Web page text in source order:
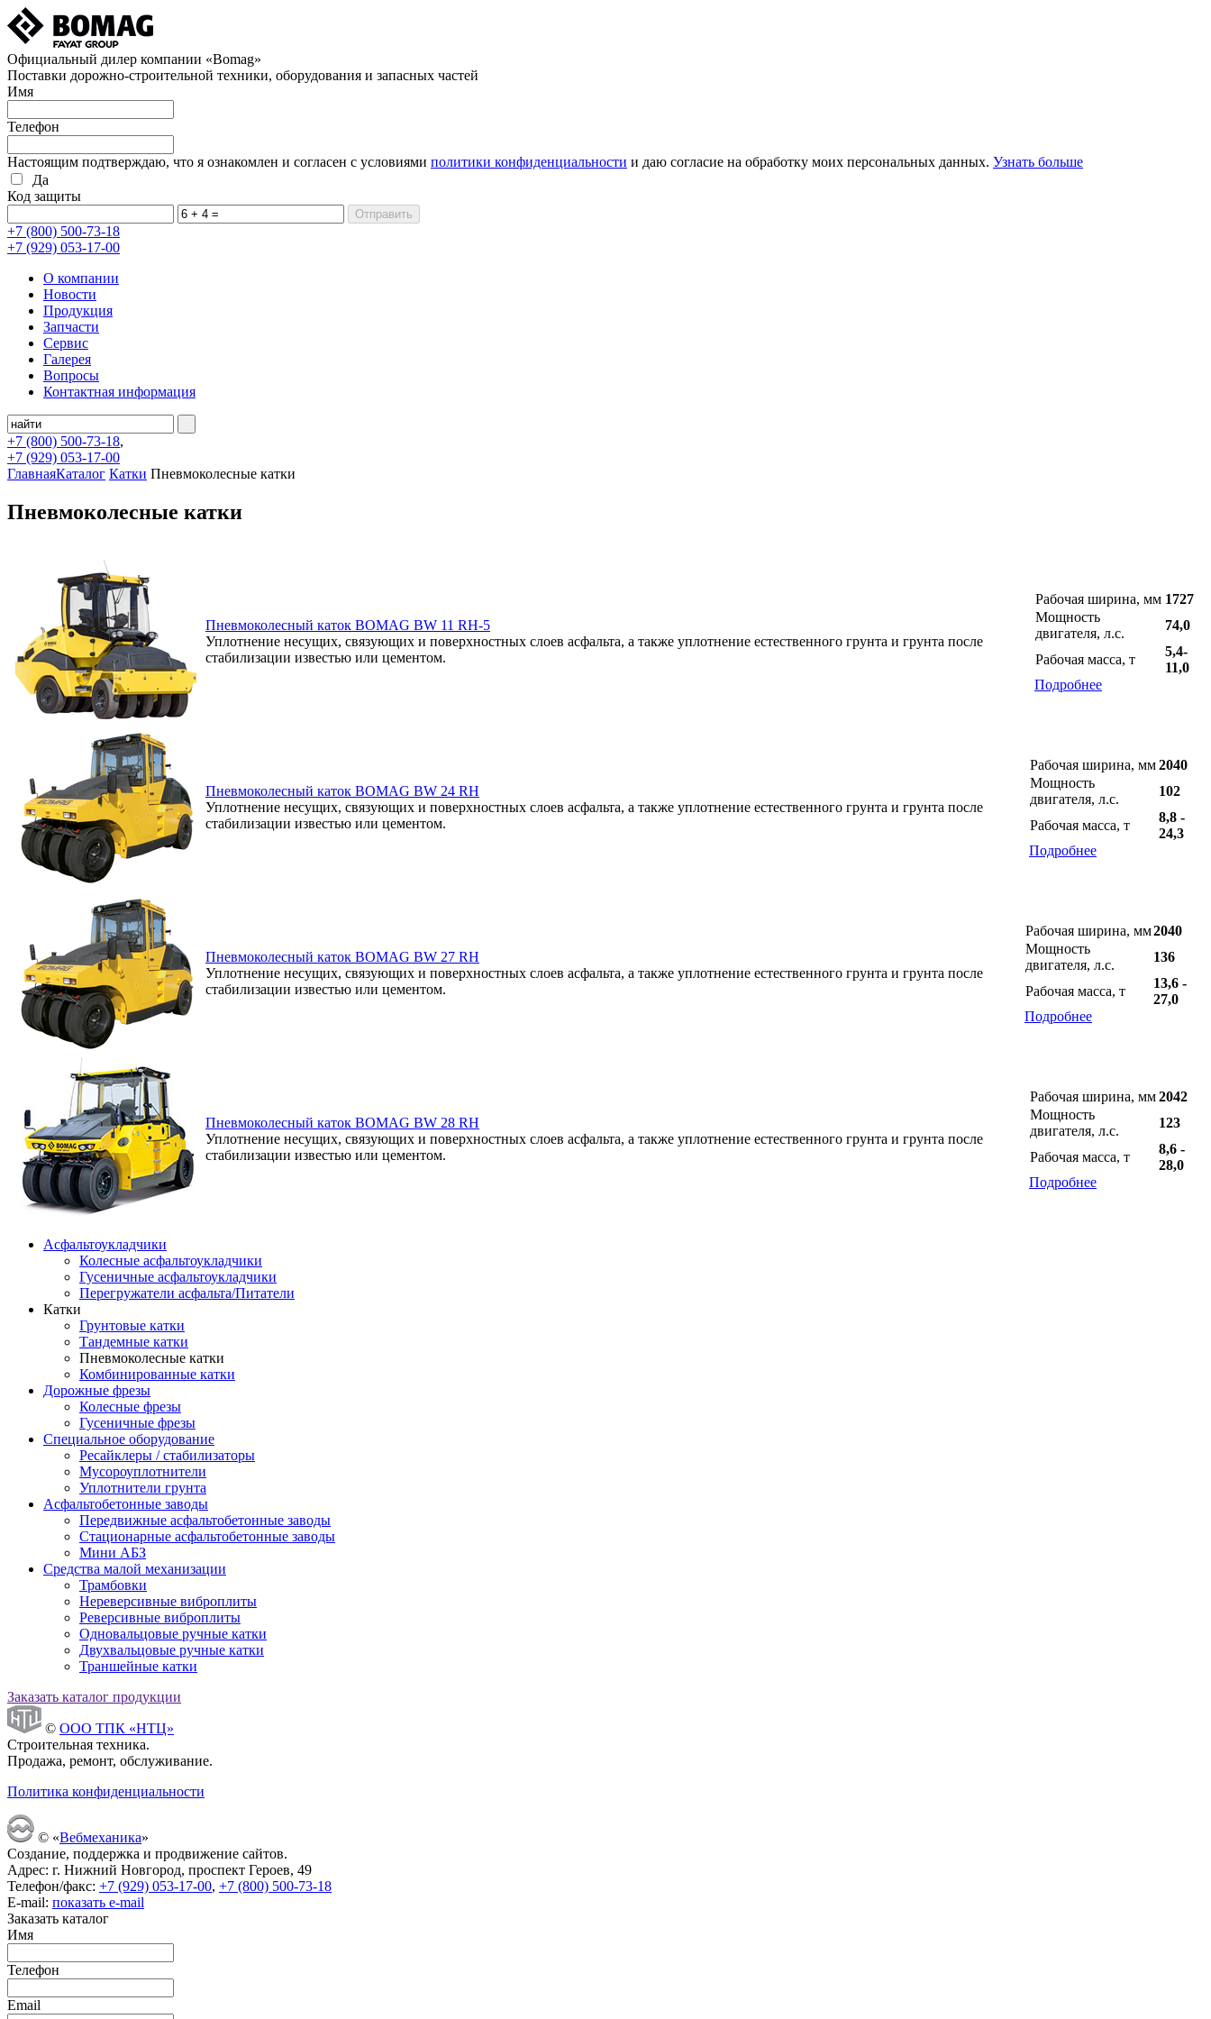
Официальный дилер компании «Bomag»
Поставки дорожно-строительной техники, оборудования и запасных частей
Имя
Телефон
Настоящим подтверждаю, что я ознакомлен и согласен с условиями политики конфиденциальности и даю согласие на обработку моих персональных данных. Узнать больше
Да
Код защиты
+7 (800) 500-73-18
+7 (929) 053-17-00
О компании
Новости
Продукция
Запчасти
Сервис
Галерея
Вопросы
Контактная информация
+7 (800) 500-73-18,
+7 (929) 053-17-00
ГлавнаяКаталог Катки Пневмоколесные катки
Пневмоколесные катки
Пневмоколесный каток BOMAG BW 11 RH-5
Уплотнение несущих, связующих и поверхностных слоев асфальта, а также уплотнение естественного грунта и грунта после
стабилизации известью или цементом.
Рабочая ширина, мм 1727
Мощность
двигателя, л.с.
74,0
Рабочая масса, т
5,4-
11,0
Подробнее
Пневмоколесный каток BOMAG BW 24 RH
Уплотнение несущих, связующих и поверхностных слоев асфальта, а также уплотнение естественного грунта и грунта после
стабилизации известью или цементом.
Рабочая ширина, мм2040
Мощность
двигателя, л.с.
102
Рабочая масса, т
8,8 -
24,3
Подробнее
Пневмоколесный каток BOMAG BW 27 RH
Уплотнение несущих, связующих и поверхностных слоев асфальта, а также уплотнение естественного грунта и грунта после
стабилизации известью или цементом.
Рабочая ширина, мм2040
Мощность
двигателя, л.с.
136
Рабочая масса, т
13,6 -
27,0
Подробнее
Пневмоколесный каток BOMAG BW 28 RH
Уплотнение несущих, связующих и поверхностных слоев асфальта, а также уплотнение естественного грунта и грунта после
стабилизации известью или цементом.
Рабочая ширина, мм2042
Мощность
двигателя, л.с.
123
Рабочая масса, т
8,6 -
28,0
Подробнее
Асфальтоукладчики
Колесные асфальтоукладчики
Гусеничные асфальтоукладчики
Перегружатели асфальта/Питатели
Катки
Грунтовые катки
Тандемные катки
Пневмоколесные катки
Комбинированные катки
Дорожные фрезы
Колесные фрезы
Гусеничные фрезы
Специальное оборудование
Ресайклеры / стабилизаторы
Мусороуплотнители
Уплотнители грунта
Асфальтобетонные заводы
Передвижные асфальтобетонные заводы
Стационарные асфальтобетонные заводы
Мини АБЗ
Средства малой механизации
Трамбовки
Нереверсивные виброплиты
Реверсивные виброплиты
Одновальцовые ручные катки
Двухвальцовые ручные катки
Траншейные катки
Заказать каталог продукции
© ООО ТПК «НТЦ»
Строительная техника.
Продажа, ремонт, обслуживание.
Политика конфиденциальности
© «Вебмеханика»
Создание, поддержка и продвижение сайтов.
Адрес: г. Нижний Новгород, проспект Героев, 49
Телефон/факс: +7 (929) 053-17-00, +7 (800) 500-73-18
E-mail: показать e-mail
Заказать каталог
Имя
Телефон
Email